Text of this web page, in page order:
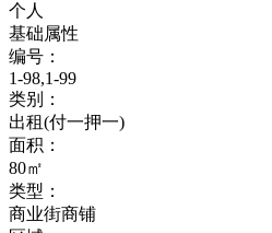
个人
基础属性
编号：
1-98,1-99
类别：
出租(付一押一)
面积：
80㎡
类型：
商业街商铺